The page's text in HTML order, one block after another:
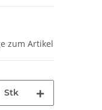
zum Artikel
Stk